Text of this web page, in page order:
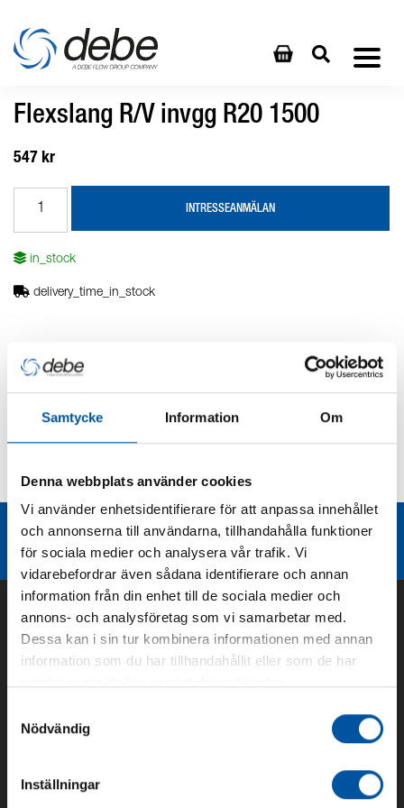
Samtycke Information Om
Denna webbplats använder cookies
Vi använder enhetsidentifierare för att anpassa innehållet
och annonserna till användarna, tillhandahålla funktioner
för sociala medier och analysera vår trafik. Vi
vidarebefordrar även sådana identifierare och annan
information från din enhet till de sociala medier och
annons- och analysföretag som vi samarbetar med.
Dessa kan i sin tur kombinera informationen med annan
information som du har tillhandahållit eller som de har
Nödvändig
Inställningar
Flexslang R/V invgg R20 1500
547 kr
INTRESSEANMÄLAN
in_stock
delivery_time_in_stock
Produktbeskrivning
Teknisk dokumentation
Liknande produktgrupper
Om oss